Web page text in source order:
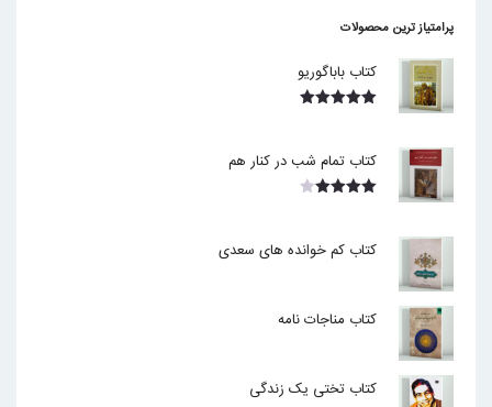
پرامتیاز ترین محصولات
کتاب باباگوریو
کتاب تمام شب در کنار هم
کتاب کم خوانده های سعدی
کتاب مناجات نامه
کتاب تختی یک زندگی